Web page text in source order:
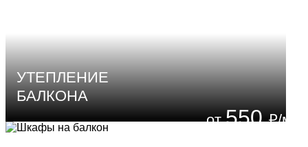
УТЕПЛЕНИЕ
БАЛКОНА
550₽/м²